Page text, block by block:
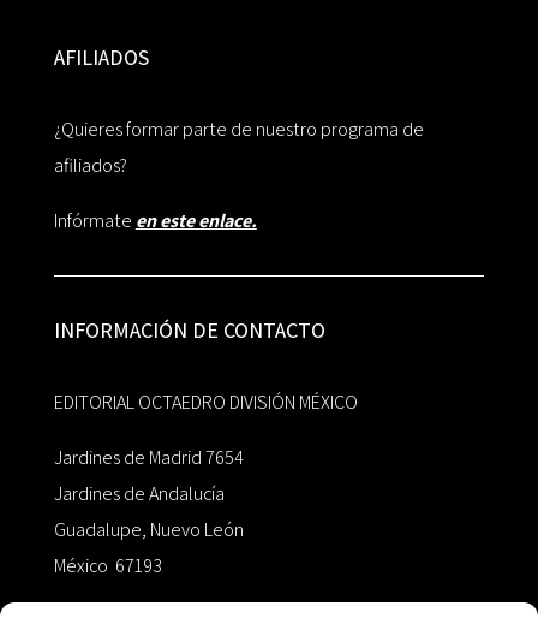
AFILIADOS
¿Quieres formar parte de nuestro programa de
afiliados?
Infórmate en este enlace.
INFORMACIÓN DE CONTACTO
EDITORIAL OCTAEDRO DIVISIÓN MÉXICO
Jardines de Madrid 7654
Jardines de Andalucía
Guadalupe, Nuevo León
México 67193